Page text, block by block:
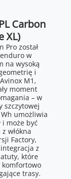
Carbon
XL)
Pro został
w
na wysoką
i
M1,
moment
– w
szczytowej
umożliwia
może być
włókna
Factory,
z
które
komfortowo
trasy.